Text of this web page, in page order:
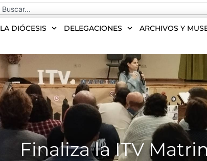
LA DIÓCESIS DELEGACIONES ARCHIVOS Y
Finaliza la ITV